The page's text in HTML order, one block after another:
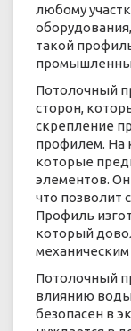
любому
такой
Потолочный
сторон,
скрепление
профилем. На
которые
элементов.
что позволит
Профиль
который
механическим
Потолочный
влиянию
безопасен в